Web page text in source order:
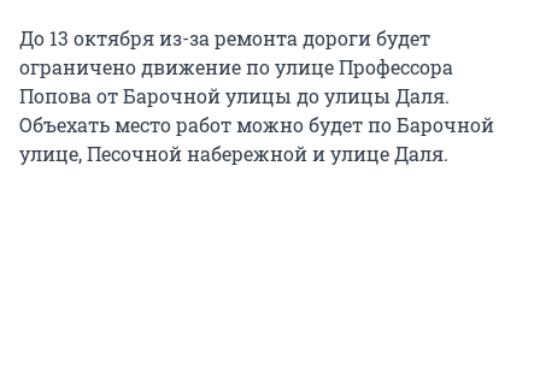
До 13 октября из-за ремонта дороги будет
ограничено движение по улице Профессора
Попова от Барочной улицы до улицы Даля.
Объехать место работ можно будет по Барочной
улице, Песочной набережной и улице Даля.